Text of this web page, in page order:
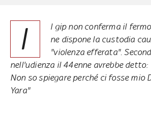
I
l gip non conferma il
ne dispone la custodia
"violenza efferata".
nell'udienza il 44enne avrebbe detto:
Non so spiegare perché ci fosse mio
Yara"